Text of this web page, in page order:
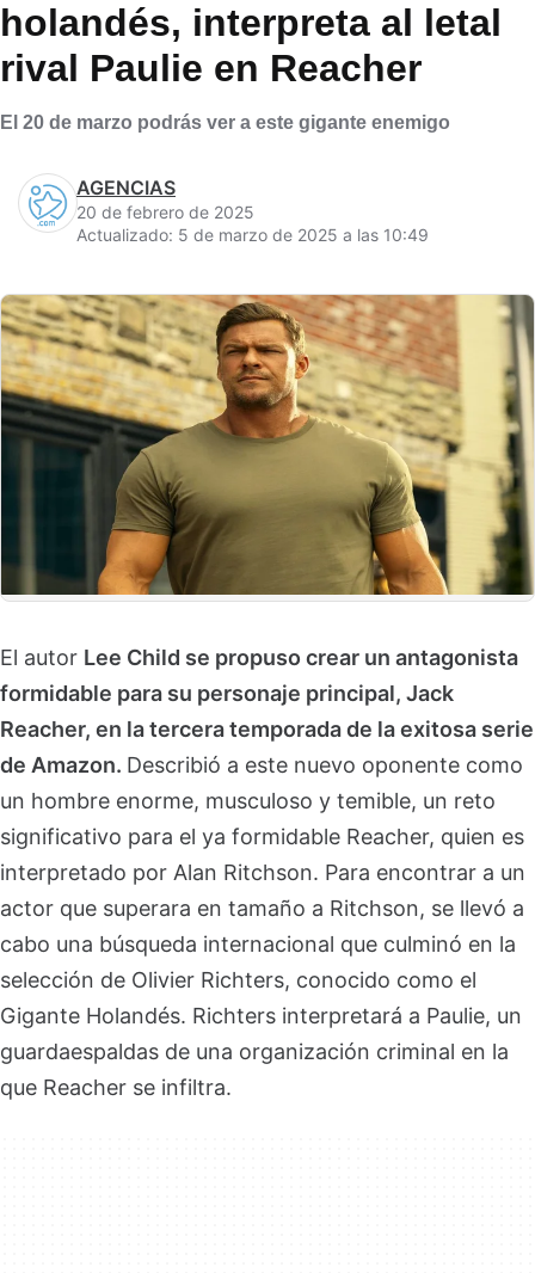
holandés, interpreta al letal
rival Paulie en Reacher
El 20 de marzo podrás ver a este gigante enemigo
AGENCIAS
20 de febrero de 2025
Actualizado: 5 de marzo de 2025 a las 10:49
El autor Lee Child se propuso crear un antagonista
formidable para su personaje principal, Jack
Reacher, en la tercera temporada de la exitosa serie
de Amazon. Describió a este nuevo oponente como
un hombre enorme, musculoso y temible, un reto
significativo para el ya formidable Reacher, quien es
interpretado por Alan Ritchson. Para encontrar a un
actor que superara en tamaño a Ritchson, se llevó a
cabo una búsqueda internacional que culminó en la
selección de Olivier Richters, conocido como el
Gigante Holandés. Richters interpretará a Paulie, un
guardaespaldas de una organización criminal en la
que Reacher se infiltra.